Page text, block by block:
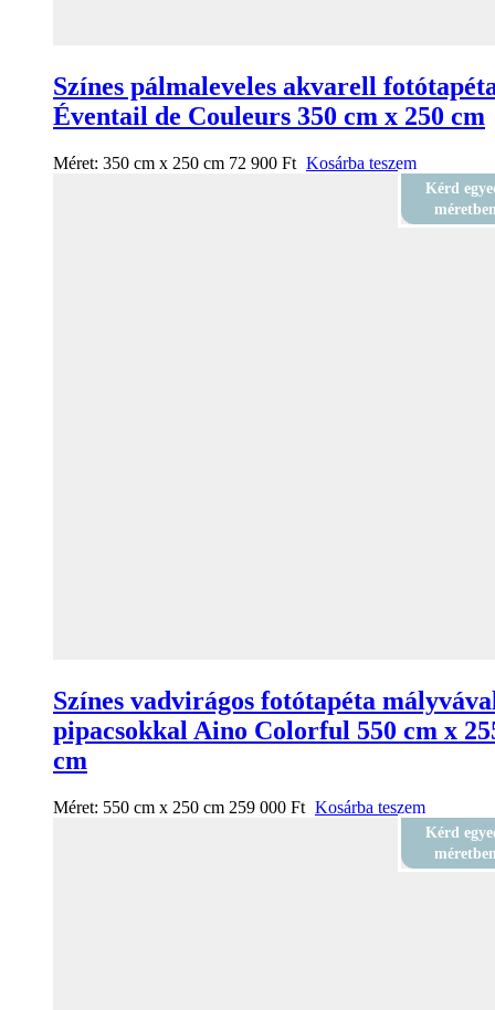
Színes pálmaleveles akvarell
Éventail de Couleurs 350 cm x 250 cm
Méret: 350 cm x 250 cm 72 900 Ft Kosárba teszem
Kérd
Színes vadvirágos fotótapéta
pipacsokkal Aino Colorful 550 cm x
cm
Méret: 550 cm x 250 cm 259 000 Ft Kosárba teszem
Kérd